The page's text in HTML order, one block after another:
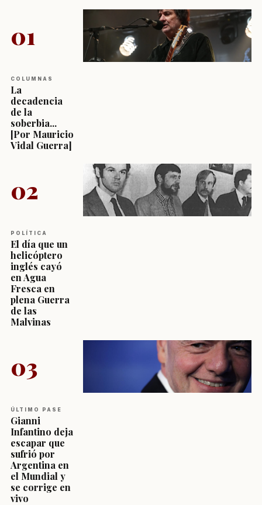
01
COLUMNAS
La
decadencia
de la
soberbia...
[Por Mauricio
Vidal Guerra]
02
POLÍTICA
El día que un
helicóptero
inglés cayó
en Agua
Fresca en
plena Guerra
de las
Malvinas
03
ÚLTIMO PASE
Gianni
Infantino deja
escapar que
sufrió por
Argentina en
el Mundial y
se corrige en
vivo